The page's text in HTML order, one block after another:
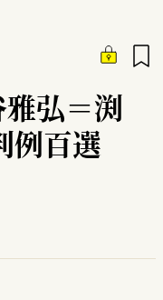
雅弘＝渕
例百選